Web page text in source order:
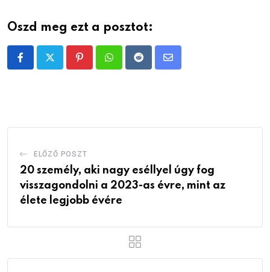
Oszd meg ezt a posztot:
PinterestWhatsappRedditShare
ELŐZŐ POSZT
20 személy, aki nagy eséllyel úgy fog
visszagondolni a 2023-as évre, mint az
élete legjobb évére